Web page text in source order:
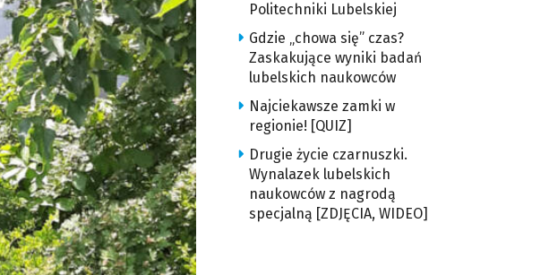
Politechniki Lubelskiej
Gdzie „chowa się” czas?
Zaskakujące wyniki badań
lubelskich naukowców
Najciekawsze zamki w
regionie! [QUIZ]
Drugie życie czarnuszki.
Wynalazek lubelskich
naukowców z nagrodą
specjalną [ZDJĘCIA, WIDEO]